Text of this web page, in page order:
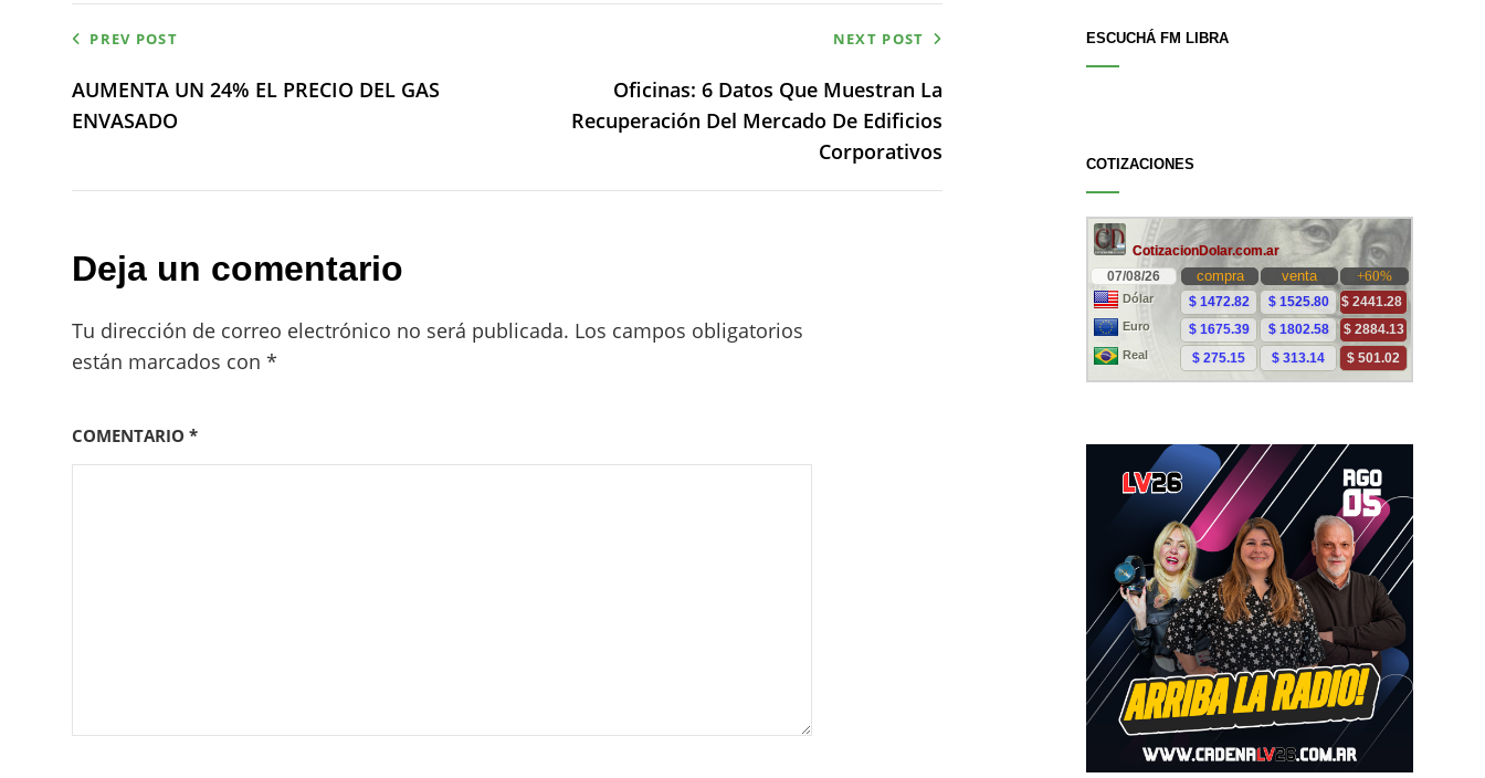
Navegación
de
PREV POST
AUMENTA UN 24% EL PRECIO DEL GAS
ENVASADO
NEXT POST
Oficinas: 6 Datos Que Muestran La
Recuperación Del Mercado De Edificios
Corporativos
Deja un comentario
Tu dirección de correo electrónico no será publicada. Los campos obligatorios
están marcados con *
COMENTARIO *
ESCUCHÁ FM LIBRA
COTIZACIONES